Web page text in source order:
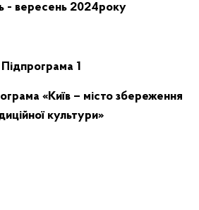
- вересень 2024року
Підпрограма 1
«Київ – місто збереження
культури»